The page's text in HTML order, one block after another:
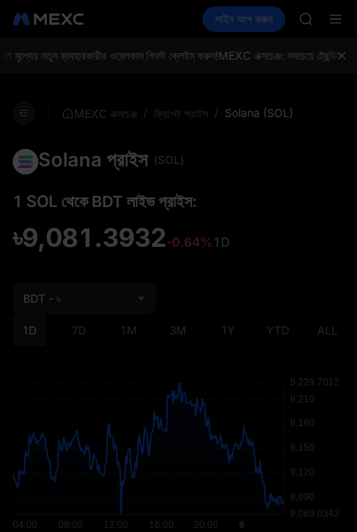
স্পট ফিউচার PLTR আয় করুন
সাইন আপ করুন
HEI
SHOP
নতুন ব্যবহারকারীর ওয়েলকাম গিফট ক্লেইম করুন!MEXC এক্সচেঞ্জ: সবচেয়ে ট্রেন্ডিং
MEXC এক্সচেঞ্জ / ক্রিপ্টো প্রাইস / Solana (SOL)
Solana প্রাইস (SOL)
1 SOL থেকে BDT লাইভ প্রাইস:
৳9,081.3932-0.64%1D
1D 7D 1M 3M 1Y YTD ALL
BDT - ৳